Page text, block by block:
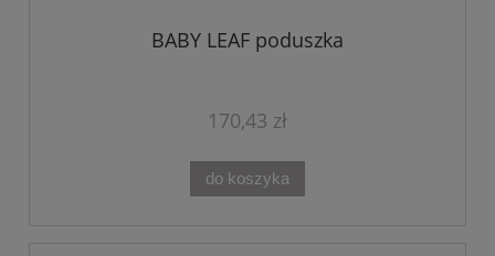
BABY LEAF poduszka
170,43 zł
do koszyka